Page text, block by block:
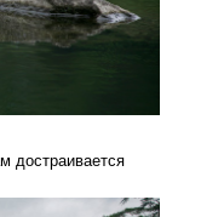
достраивается